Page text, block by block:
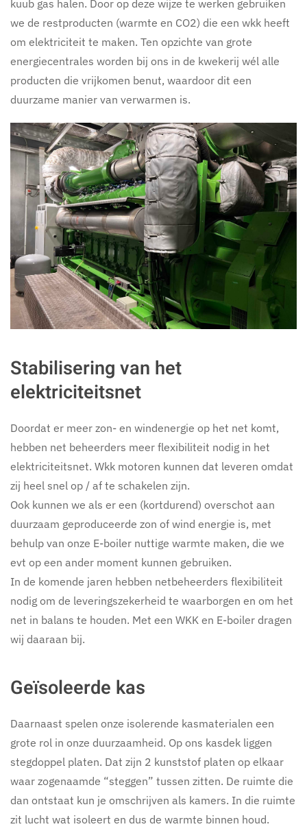
kuub gas halen. Door op deze wijze te werken gebruiken
we de restproducten (warmte en CO2) die een wkk heeft
om elektriciteit te maken. Ten opzichte van grote
energiecentrales worden bij ons in de kwekerij wél alle
producten die vrijkomen benut, waardoor dit een
duurzame manier van verwarmen is.
Stabilisering van het
elektriciteitsnet
Doordat er meer zon- en windenergie op het net komt,
hebben net beheerders meer flexibiliteit nodig in het
elektriciteitsnet. Wkk motoren kunnen dat leveren omdat
zij heel snel op / af te schakelen zijn.
Ook kunnen we als er een (kortdurend) overschot aan
duurzaam geproduceerde zon of wind energie is, met
behulp van onze E-boiler nuttige warmte maken, die we
evt op een ander moment kunnen gebruiken.
In de komende jaren hebben netbeheerders flexibiliteit
nodig om de leveringszekerheid te waarborgen en om het
net in balans te houden. Met een WKK en E-boiler dragen
wij daaraan bij.
Geïsoleerde kas
Daarnaast spelen onze isolerende kasmaterialen een
grote rol in onze duurzaamheid. Op ons kasdek liggen
stegdoppel platen. Dat zijn 2 kunststof platen op elkaar
waar zogenaamde “steggen” tussen zitten. De ruimte die
dan ontstaat kun je omschrijven als kamers. In die ruimte
zit lucht wat isoleert en dus de warmte binnen houd.